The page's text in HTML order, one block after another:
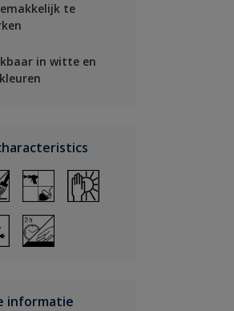
te
in witte en
informatie